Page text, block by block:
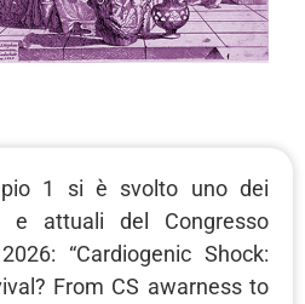
1 si è svolto uno dei
e attuali del Congresso
“Cardiogenic Shock:
From CS awarness to